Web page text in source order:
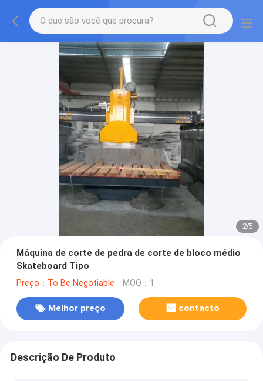
2/5
Máquina de corte de pedra de corte de bloco médio
Skateboard Tipo
Preço：To Be Negotiable MOQ：1
Melhor preço contacto
Descrição De Produto